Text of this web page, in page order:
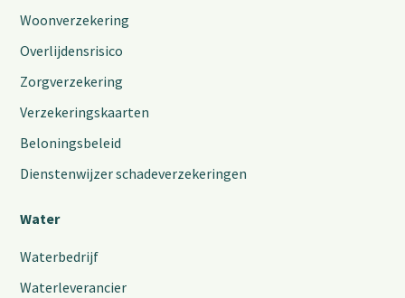
Woonverzekering
Overlijdensrisico
Zorgverzekering
Verzekeringskaarten
Beloningsbeleid
Dienstenwijzer schadeverzekeringen
Water
Waterbedrijf
Waterleverancier